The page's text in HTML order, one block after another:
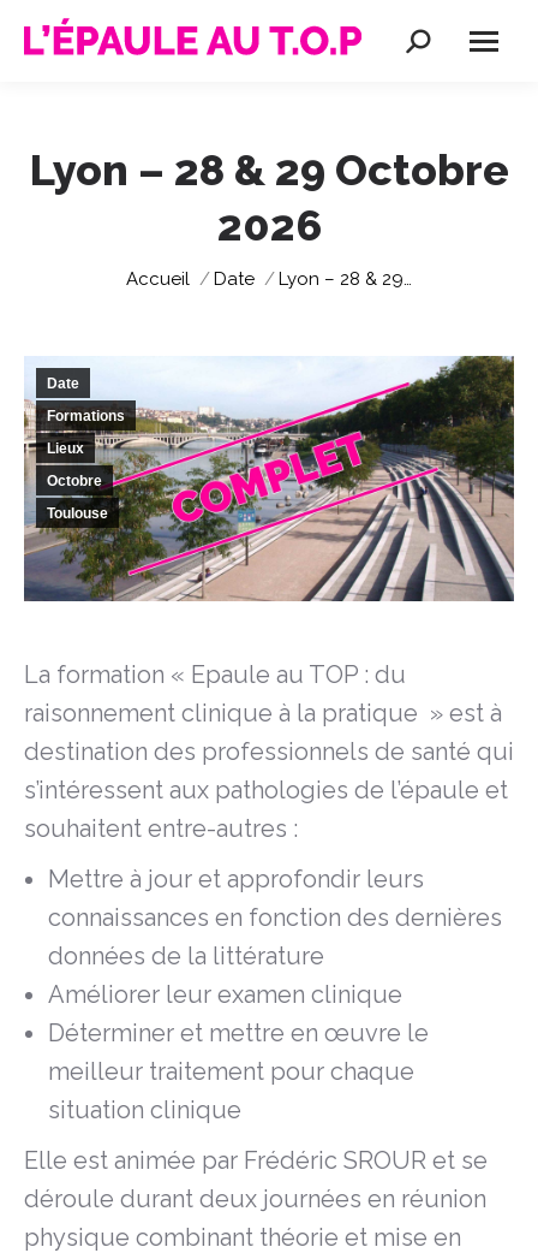
Recherche
Lyon – 28 & 29 Octobre
2026
Vous êtes ici :
Accueil Date Lyon – 28 & 29…
Date
Formations
Lieux
Octobre
Toulouse
La formation « Epaule au TOP : du
raisonnement clinique à la pratique » est à
destination des professionnels de santé qui
s’intéressent aux pathologies de l’épaule et
souhaitent entre-autres :
Mettre à jour et approfondir leurs
connaissances en fonction des dernières
données de la littérature
Améliorer leur examen clinique
Déterminer et mettre en œuvre le
meilleur traitement pour chaque
situation clinique
Elle est animée par Frédéric SROUR et se
déroule durant deux journées en réunion
physique combinant théorie et mise en